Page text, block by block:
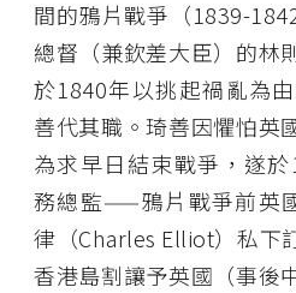
間的鴉片戰爭（1839-
總督（兼欽差大臣）的林
於1840年以挑起禍亂為
善代其職。琦善因懼怕英
為求早日結束戰爭，遂
務總監——鴉片戰爭前英
律（Charles Elliot）私下
香港島割讓予英國（事後